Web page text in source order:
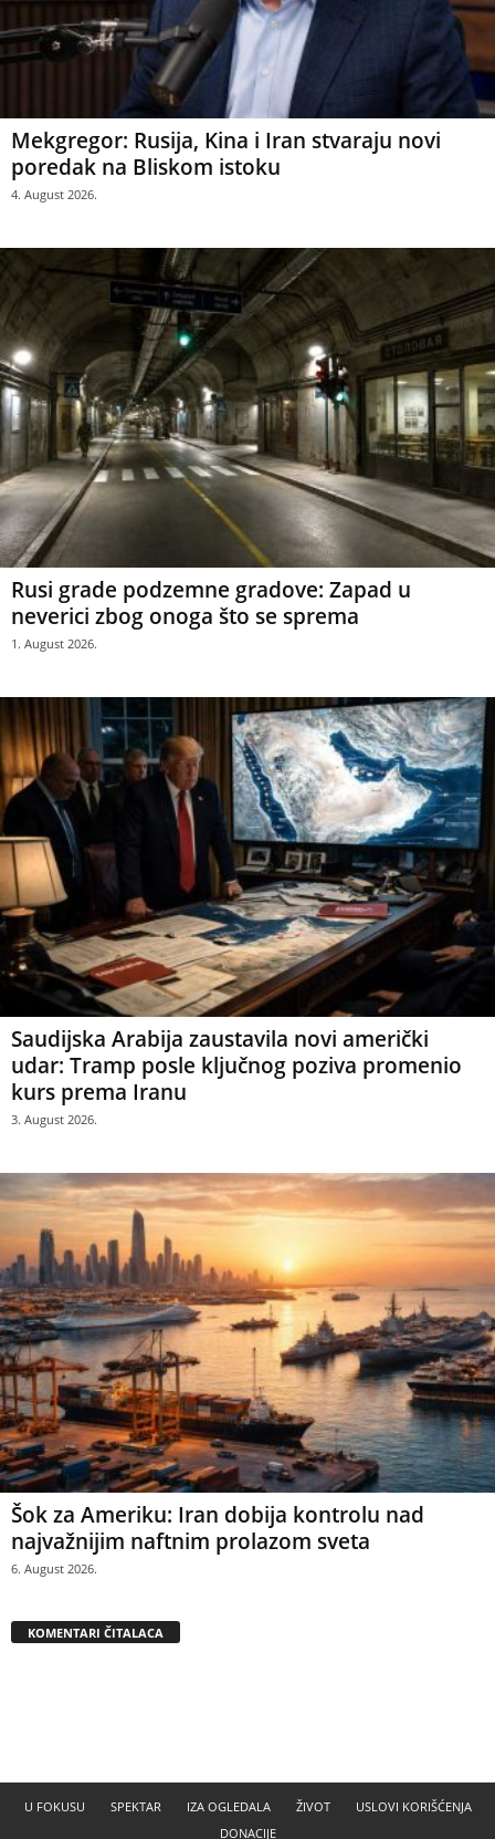
Mekgregor: Rusija, Kina i Iran stvaraju novi
poredak na Bliskom istoku
4. August 2026.
Rusi grade podzemne gradove: Zapad u
neverici zbog onoga što se sprema
1. August 2026.
Saudijska Arabija zaustavila novi američki
udar: Tramp posle ključnog poziva promenio
kurs prema Iranu
3. August 2026.
Šok za Ameriku: Iran dobija kontrolu nad
najvažnijim naftnim prolazom sveta
6. August 2026.
KOMENTARI ČITALACA
U FOKUSU SPEKTAR IZA OGLEDALA ŽIVOT
USLOVI KORIŠĆENJA
DONACIJE